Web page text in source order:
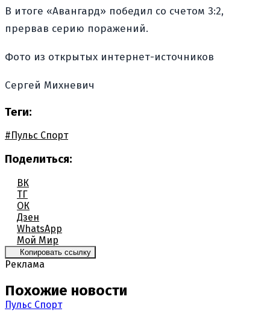
В итоге «Авангард» победил со счетом 3:2,
прервав серию поражений.
Фото из открытых интернет-источников
Сергей Михневич
Теги:
#Пульс Спорт
Поделиться:
ВК
ТГ
ОК
Дзен
WhatsApp
Мой Мир
Копировать ссылку
Реклама
Похожие новости
Пульс Спорт